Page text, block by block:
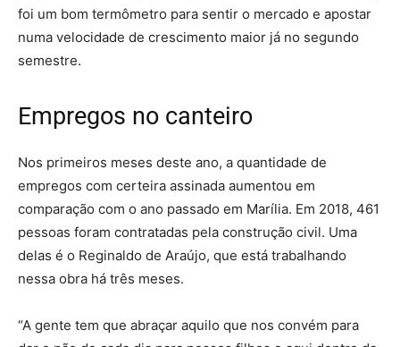
foi um bom termômetro para sentir o mercado e apostar
numa velocidade de crescimento maior já no segundo
semestre.
Empregos no canteiro
Nos primeiros meses deste ano, a quantidade de
empregos com certeira assinada aumentou em
comparação com o ano passado em Marília. Em 2018, 461
pessoas foram contratadas pela construção civil. Uma
delas é o Reginaldo de Araújo, que está trabalhando
nessa obra há três meses.
“A gente tem que abraçar aquilo que nos convém para